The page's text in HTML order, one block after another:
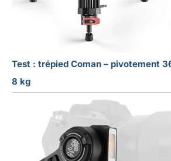
Test : trépied Coman – pivotement
8 kg